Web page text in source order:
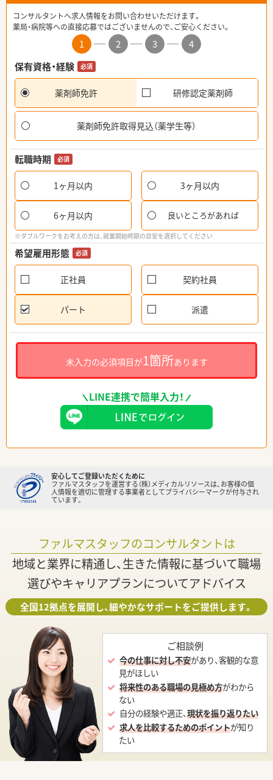
コンサルタントへ求人情報をお問い合わせいただけます。
薬局・病院等への直接応募ではございませんので、ご安心ください。
1 2 3
4
保有資格・経験
必須
薬剤師免許 研修認定薬剤師
薬剤師免許取得見込（薬学生等）
転職時期 必須
1ヶ月以内 3ヶ月以内
6ヶ月以内 良いところがあれば
※ダブルワークをお考えの方は、就業開始時期の目安を選択してください
希望雇用形態 必須
正社員 契約社員
パート 派遣
未入力の必須項目が1箇所あります
LINE連携で簡単入力！
安心してご登録いただくために
ファルマスタッフを運営する（株）メディカルリソースは、お客様の個
人情報を適切に管理する事業者としてプライバシーマークが付与され
ています。
ファルマスタッフのコンサルタントは
地域と業界に精通し、生きた情報に基づいて職場
選びやキャリアプランについてアドバイス
全国12拠点を展開し、細やかなサポートをご提供します。
ご相談例
今の仕事に対し不安があり、客観的な意
見がほしい
将来性のある職場の見極め方がわから
ない
自分の経験や適正、現状を振り返りたい
求人を比較するためのポイントが知り
たい